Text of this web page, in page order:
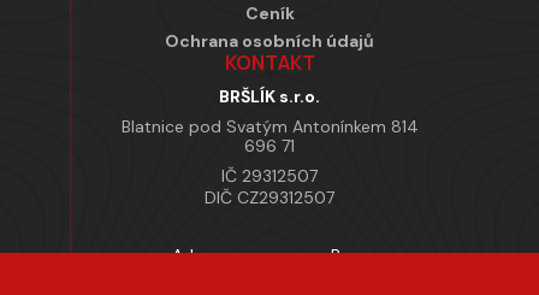
Ceník
Ochrana osobních údajů
KONTAKT
BRŠLÍK s.r.o.
Blatnice pod Svatým Antonínkem 814
696 71
IČ 29312507
DIČ CZ29312507
Adresa provozovny Brno